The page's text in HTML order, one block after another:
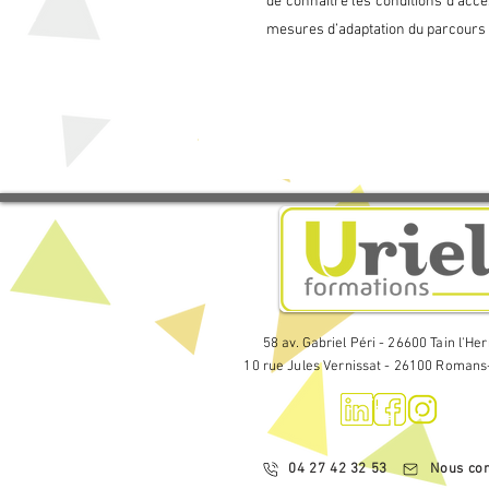
Gestion de la formation
L’entretien professionnel
· Maîtriser le cadre
· Préparer l’entretien
· Animer l’entretien
· Exploiter les résultats pour
mesures d’adaptation du
58 av. Gabriel Péri - 26600 Tain
10 rue Jules Vernissat - 26100
04 27 42 32 53 Nous